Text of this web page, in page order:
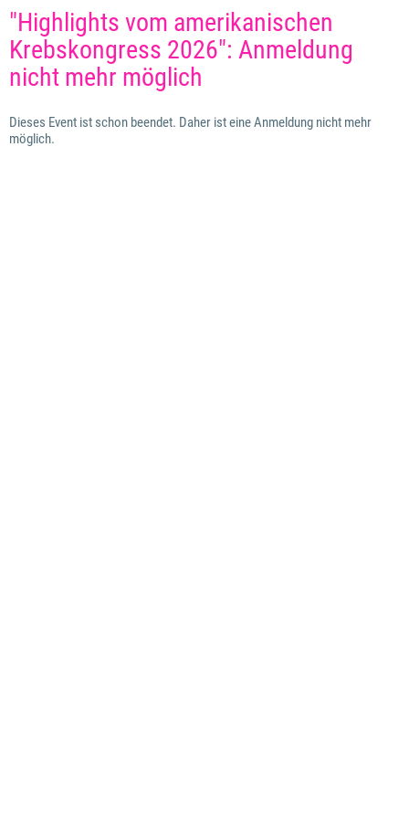
"Highlights vom amerikanischen
Krebskongress 2026": Anmeldung
nicht mehr möglich
Dieses Event ist schon beendet. Daher ist eine Anmeldung nicht mehr
möglich.